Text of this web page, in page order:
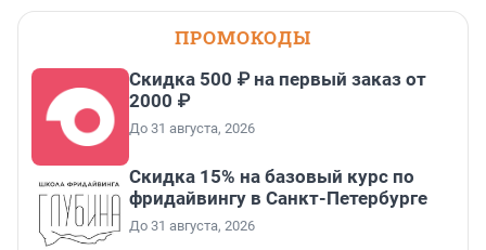
ПРОМОКОДЫ
Скидка 500 ₽ на первый заказ от
2000 ₽
До 31 августа, 2026
Скидка 15% на базовый курс по
фридайвингу в Санкт-Петербурге
До 31 августа, 2026